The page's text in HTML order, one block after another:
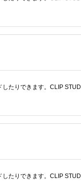
たりできます。CLIP
たりできます。CLIP